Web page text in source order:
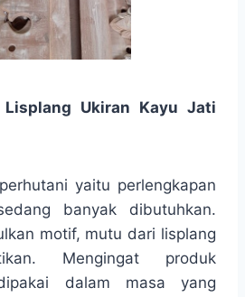
Lisplang Ukiran Kayu Jati
yaitu perlengkapan
banyak dibutuhkan.
motif, mutu dari lisplang
Mengingat produk
dalam masa yang